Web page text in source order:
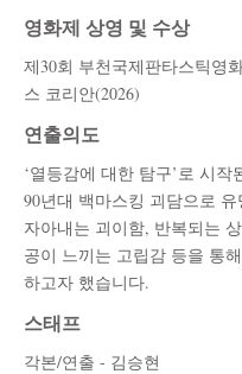
영화제 상영 및 수상
제30회 부천국제판타스틱영
스 코리안(2026)
​연출의도
‘열등감에 대한 탐구’로 시작
90년대 백마스킹 괴담으로
자아내는 괴이함, 반복되는
공이 느끼는 고립감 등을 통
하고자 했습니다.
스태프
각본/연출 - 김승현